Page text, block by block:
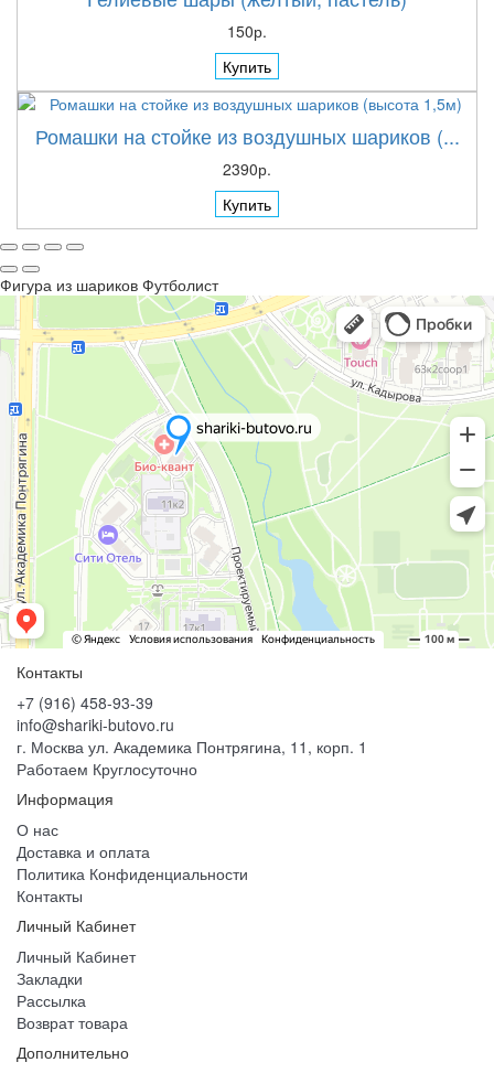
150р.
Купить
Ромашки на стойке из воздушных шариков (...
2390р.
Купить
Фигура из шариков Футболист
Контакты
+7 (916) 458-93-39
info@shariki-butovo.ru
г. Москва ул. Академика Понтрягина, 11, корп. 1
Работаем Круглосуточно
Информация
О нас
Доставка и оплата
Политика Конфиденциальности
Контакты
Личный Кабинет
Личный Кабинет
Закладки
Рассылка
Возврат товара
Дополнительно